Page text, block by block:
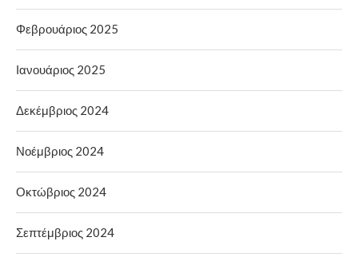
Φεβρουάριος 2025
Ιανουάριος 2025
Δεκέμβριος 2024
Νοέμβριος 2024
Οκτώβριος 2024
Σεπτέμβριος 2024